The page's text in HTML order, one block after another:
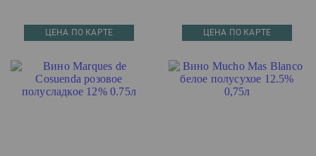
ЦЕНА ПО КАРТЕ ЦЕНА ПО КАРТЕ